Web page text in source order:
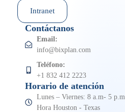
Intranet
Contáctanos
Email:
info@bixplan.com
Teléfono:
+1 832 412 2223
Horario de atención
Lunes – Viernes: 8 a.m- 5 p.m
Hora Houston - Texas